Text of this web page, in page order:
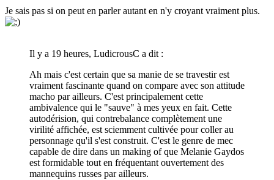
Je sais pas si on peut en parler autant en n'y croyant vraiment plus.
Il y a 19 heures, LudicrousC a dit :
Ah mais c'est certain que sa manie de se travestir est
vraiment fascinante quand on compare avec son attitude
macho par ailleurs. C'est principalement cette
ambivalence qui le "sauve" à mes yeux en fait. Cette
autodérision, qui contrebalance complètement une
virilité affichée, est sciemment cultivée pour coller au
personnage qu'il s'est construit. C'est le genre de mec
capable de dire dans un making of que Melanie Gaydos
est formidable tout en fréquentant ouvertement des
mannequins russes par ailleurs.